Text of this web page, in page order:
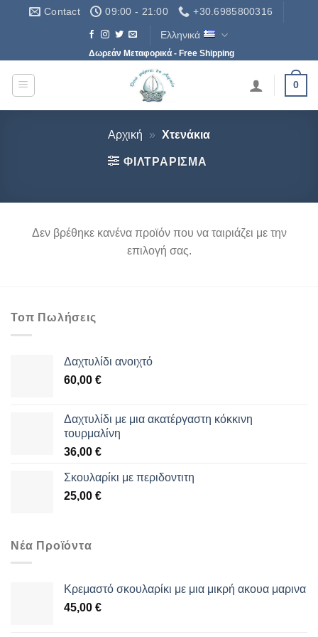
ΜετάβασηContact 09:00 - 21:00 +30.6985800316
Ελληνικά
Δωρεάν Μεταφορικά - Free Shipping
0
Αρχική » Χτενάκια
ΦΙΛΤΡΆΡΙΣΜΑ
Δεν βρέθηκε κανένα προϊόν που να ταιριάζει με την
επιλογή σας.
Τοπ Πωλήσεις
Δαχτυλίδι ανοιχτό
60,00 €
Δαχτυλίδι με μια ακατέργαστη κόκκινη
τουρμαλίνη
36,00 €
Σκουλαρίκι με περιδοντιτη
25,00 €
Νέα Προϊόντα
Κρεμαστό σκουλαρίκι με μια μικρή ακουα μαρινα
45,00 €